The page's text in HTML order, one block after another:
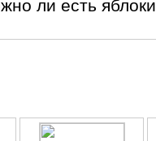
ли есть